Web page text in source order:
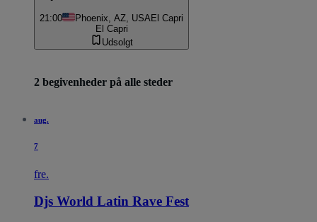
21:00 Phoenix, AZ, USAEl Capri
El Capri
Udsolgt
2 begivenheder på alle steder
aug.
7
fre.
Djs World Latin Rave Fest